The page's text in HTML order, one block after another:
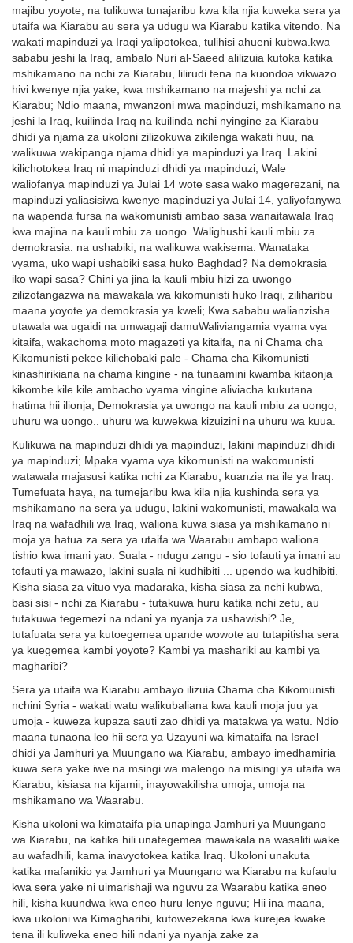
majibu yoyote, na tulikuwa tunajaribu kwa kila njia kuweka sera ya
utaifa wa Kiarabu au sera ya udugu wa Kiarabu katika vitendo. Na
wakati mapinduzi ya Iraqi yalipotokea, tulihisi ahueni kubwa.kwa
sababu jeshi la Iraq, ambalo Nuri al-Saeed alilizuia kutoka katika
mshikamano na nchi za Kiarabu, lilirudi tena na kuondoa vikwazo
hivi kwenye njia yake, kwa mshikamano na majeshi ya nchi za
Kiarabu; Ndio maana, mwanzoni mwa mapinduzi, mshikamano na
jeshi la Iraq, kuilinda Iraq na kuilinda nchi nyingine za Kiarabu
dhidi ya njama za ukoloni zilizokuwa zikilenga wakati huu, na
walikuwa wakipanga njama dhidi ya mapinduzi ya Iraq. Lakini
kilichotokea Iraq ni mapinduzi dhidi ya mapinduzi; Wale
waliofanya mapinduzi ya Julai 14 wote sasa wako magerezani, na
mapinduzi yaliasisiwa kwenye mapinduzi ya Julai 14, yaliyofanywa
na wapenda fursa na wakomunisti ambao sasa wanaitawala Iraq
kwa majina na kauli mbiu za uongo. Walighushi kauli mbiu za
demokrasia. na ushabiki, na walikuwa wakisema: Wanataka
vyama, uko wapi ushabiki sasa huko Baghdad? Na demokrasia
iko wapi sasa? Chini ya jina la kauli mbiu hizi za uwongo
zilizotangazwa na mawakala wa kikomunisti huko Iraqi, ziliharibu
maana yoyote ya demokrasia ya kweli; Kwa sababu walianzisha
utawala wa ugaidi na umwagaji damuWaliviangamia vyama vya
kitaifa, wakachoma moto magazeti ya kitaifa, na ni Chama cha
Kikomunisti pekee kilichobaki pale - Chama cha Kikomunisti
kinashirikiana na chama kingine - na tunaamini kwamba kitaonja
kikombe kile kile ambacho vyama vingine aliviacha kukutana.
hatima hii ilionja; Demokrasia ya uwongo na kauli mbiu za uongo,
uhuru wa uongo.. uhuru wa kuwekwa kizuizini na uhuru wa kuua.
Kulikuwa na mapinduzi dhidi ya mapinduzi, lakini mapinduzi dhidi
ya mapinduzi; Mpaka vyama vya kikomunisti na wakomunisti
watawala majasusi katika nchi za Kiarabu, kuanzia na ile ya Iraq.
Tumefuata haya, na tumejaribu kwa kila njia kushinda sera ya
mshikamano na sera ya udugu, lakini wakomunisti, mawakala wa
Iraq na wafadhili wa Iraq, waliona kuwa siasa ya mshikamano ni
moja ya hatua za sera ya utaifa wa Waarabu ambapo waliona
tishio kwa imani yao. Suala - ndugu zangu - sio tofauti ya imani au
tofauti ya mawazo, lakini suala ni kudhibiti ... upendo wa kudhibiti.
Kisha siasa za vituo vya madaraka, kisha siasa za nchi kubwa,
basi sisi - nchi za Kiarabu - tutakuwa huru katika nchi zetu, au
tutakuwa tegemezi na ndani ya nyanja za ushawishi? Je,
tutafuata sera ya kutoegemea upande wowote au tutapitisha sera
ya kuegemea kambi yoyote? Kambi ya mashariki au kambi ya
magharibi?
Sera ya utaifa wa Kiarabu ambayo ilizuia Chama cha Kikomunisti
nchini Syria - wakati watu walikubaliana kwa kauli moja juu ya
umoja - kuweza kupaza sauti zao dhidi ya matakwa ya watu. Ndio
maana tunaona leo hii sera ya Uzayuni wa kimataifa na Israel
dhidi ya Jamhuri ya Muungano wa Kiarabu, ambayo imedhamiria
kuwa sera yake iwe na msingi wa malengo na misingi ya utaifa wa
Kiarabu, kisiasa na kijamii, inayowakilisha umoja, umoja na
mshikamano wa Waarabu.
Kisha ukoloni wa kimataifa pia unapinga Jamhuri ya Muungano
wa Kiarabu, na katika hili unategemea mawakala na wasaliti wake
au wafadhili, kama inavyotokea katika Iraq. Ukoloni unakuta
katika mafanikio ya Jamhuri ya Muungano wa Kiarabu na kufaulu
kwa sera yake ni uimarishaji wa nguvu za Waarabu katika eneo
hili, kisha kuundwa kwa eneo huru lenye nguvu; Hii ina maana,
kwa ukoloni wa Kimagharibi, kutowezekana kwa kurejea kwake
tena ili kuliweka eneo hili ndani ya nyanja zake za